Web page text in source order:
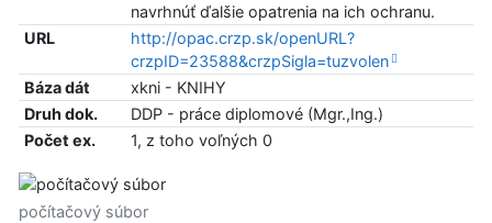
navrhnúť ďalšie opatrenia na ich ochranu.
URL
http://opac.crzp.sk/openURL?
crzpID=23588&crzpSigla=tuzvolen
Báza dát
xkni - KNIHY
Druh dok.
DDP - práce diplomové (Mgr.,Ing.)
Počet ex.
1, z toho voľných 0
počítačový súbor